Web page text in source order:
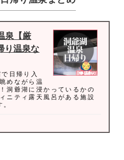
泉【厳
り温泉な
日帰り入
めながら温
洞爺湖に浸かっているかの
ニティ露天風呂がある施設